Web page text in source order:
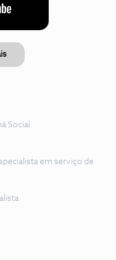
Social
em serviço de